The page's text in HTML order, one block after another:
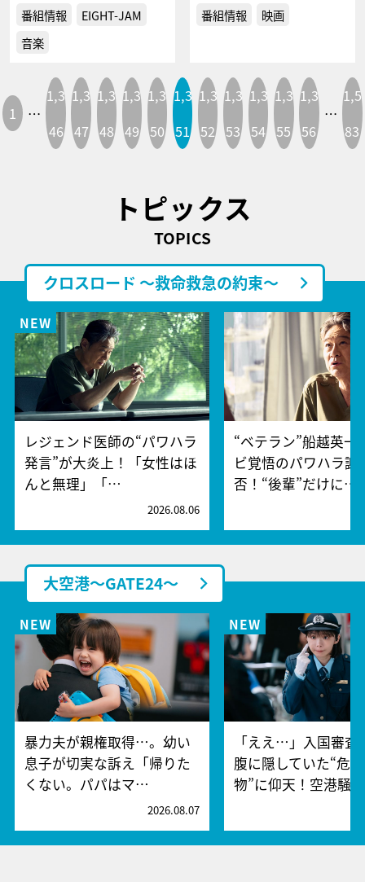
番組情報
EIGHT-JAM
音楽
番組情報 映画
1 …
1,3
46
1,3
47
1,3
48
1,3
49
1,3
50
1,3
51
1,3
52
1,3
53
1,3
54
1,3
55
1,3
56
…
1,5
83
トピックス
TOPICS
クロスロード ～救命救急の約束～
レジェンド医師の“パワハラ
発言”が大炎上！「女性はほ
んと無理」「…
2026.08.06
“ベテラン”船越英一
ビ覚悟のパワハラ謝
否！“後輩”だけに…
大空港～GATE24～
暴力夫が親権取得…。幼い
息子が切実な訴え「帰りた
くない。パパはマ…
2026.08.07
「ええ…」入国審査
腹に隠していた“危
物”に仰天！空港騒